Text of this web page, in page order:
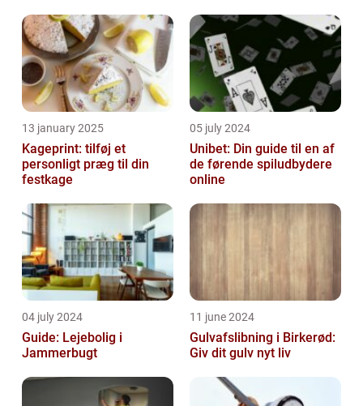
13 january 2025
Kageprint: tilføj et
personligt præg til din
festkage
05 july 2024
Unibet: Din guide til en af
de førende spiludbydere
online
04 july 2024
Guide: Lejebolig i
Jammerbugt
11 june 2024
Gulvafslibning i Birkerød:
Giv dit gulv nyt liv